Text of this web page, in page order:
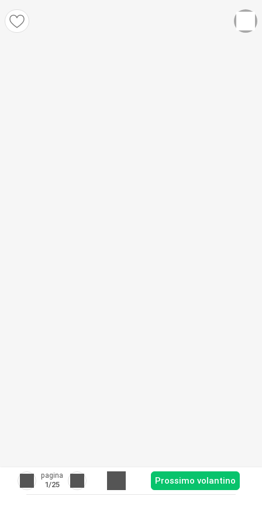
pagina
1/25 Prossimo volantino